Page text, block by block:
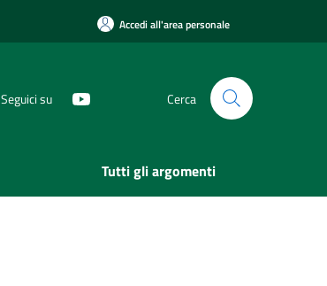
Accedi all'area personale
Seguici su Cerca
Tutti gli argomenti